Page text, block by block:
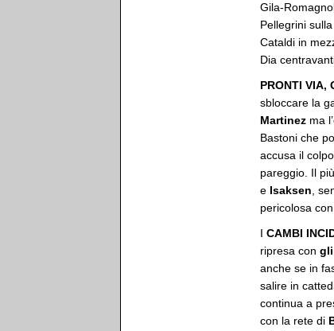
Gila-
Pellegrini
Cataldi in
Dia
PRONTI VIA,
sbloccare la
Martinez ma
Bastoni che
accusa il
pareggio. Il
e Isaksen ,
pericolosa con
I CAMBI
ripresa con
anche se in
salire in
continua a
con la rete di